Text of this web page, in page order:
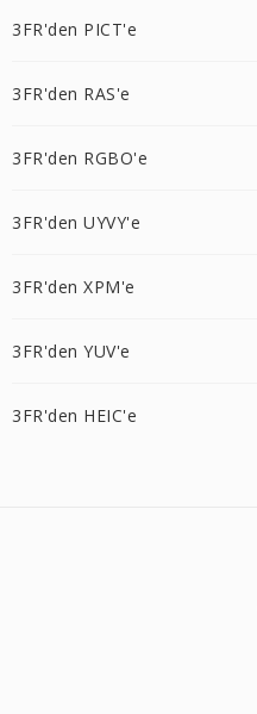
3FR'den PICT'e
3FR'den RAS'e
3FR'den RGBO'e
3FR'den UYVY'e
3FR'den XPM'e
3FR'den YUV'e
3FR'den HEIC'e